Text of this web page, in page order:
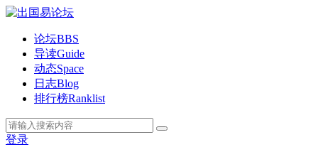
论坛BBS
导读Guide
动态Space
日志Blog
排行榜Ranklist
登录